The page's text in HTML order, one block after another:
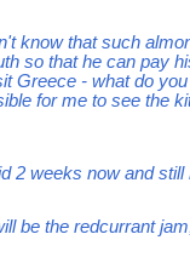
know that such
so that he can pay
Greece - what do
for me to see the
2 weeks now and still
be the redcurrant